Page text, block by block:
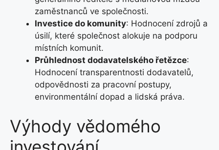
zaměstnanců ve společnosti.
Investice do komunity: Hodnocení zdrojů a
úsilí, které společnost alokuje na podporu
místních komunit.
Průhlednost dodavatelského řetězce:
Hodnocení transparentnosti dodavatelů,
odpovědnosti za pracovní postupy,
environmentální dopad a lidská práva.
Výhody vědomého